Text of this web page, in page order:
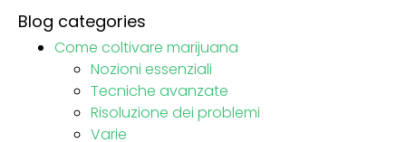
Blog categories
Come coltivare marijuana
Nozioni essenziali
Tecniche avanzate
Risoluzione dei problemi
Varie